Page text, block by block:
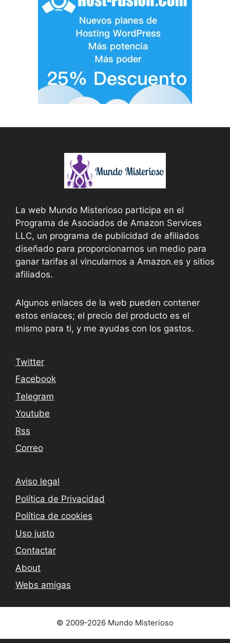
La web Mundo Misterioso participa en el
Programa de Asociados de Amazon Services
LLC, un programa de publicidad de afiliados
diseñado para proporcionarnos un medio para
ganar tarifas al vincularnos a Amazon.es y sitios
afiliados.
Algunos enlaces de la web pueden contener
estos enlaces; el precio del producto es el
mismo para ti, y me ayudas con los gastos.
Twitter
Facebook
Telegram
Youtube
Rss
Correo
Aviso legal
Política de Privacidad
Política de cookies
Uso justo
Contactar
About
Webs amigas
© 2009-2026 Mundo Misterioso